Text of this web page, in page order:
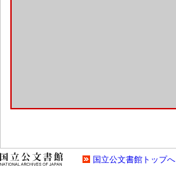
国立公文書館トップへ